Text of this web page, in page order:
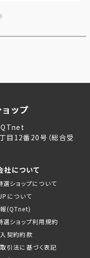
QTnet
目12番20号（総合受
社について
ショップについて
について
(QTnet)
ショップ利用規約
契約約款
引法に基づく表記